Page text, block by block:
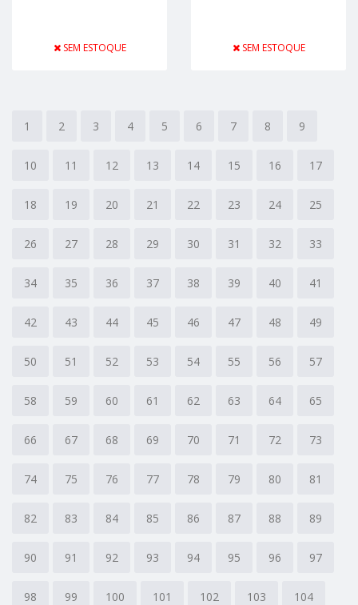
SEM ESTOQUE SEM ESTOQUE
1 2 3 4 5 6 7 8 9
10 11 12 13 14 15 16 17
18 19 20 21 22 23 24 25
26 27 28 29 30 31 32 33
34 35 36 37 38 39 40 41
42 43 44 45 46 47 48 49
50 51 52 53 54 55 56 57
58 59 60 61 62 63 64 65
66 67 68 69 70 71 72 73
74 75 76 77 78 79 80 81
82 83 84 85 86 87 88 89
90 91 92 93 94 95 96 97
98 99 100 101 102 103 104